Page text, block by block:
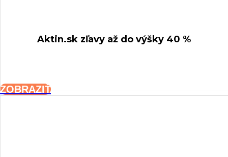
Aktin.sk zľavy až do výšky 40 %
ZOBRAZIŤ